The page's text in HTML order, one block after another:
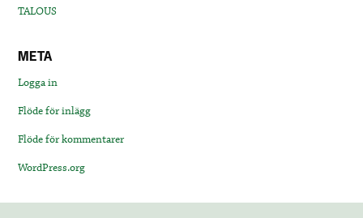
TALOUS
META
Logga in
Flöde för inlägg
Flöde för kommentarer
WordPress.org